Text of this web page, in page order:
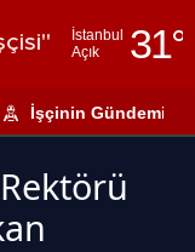
İstanbul
Açık
31°
Adıyaman
İşçinin Gündemi